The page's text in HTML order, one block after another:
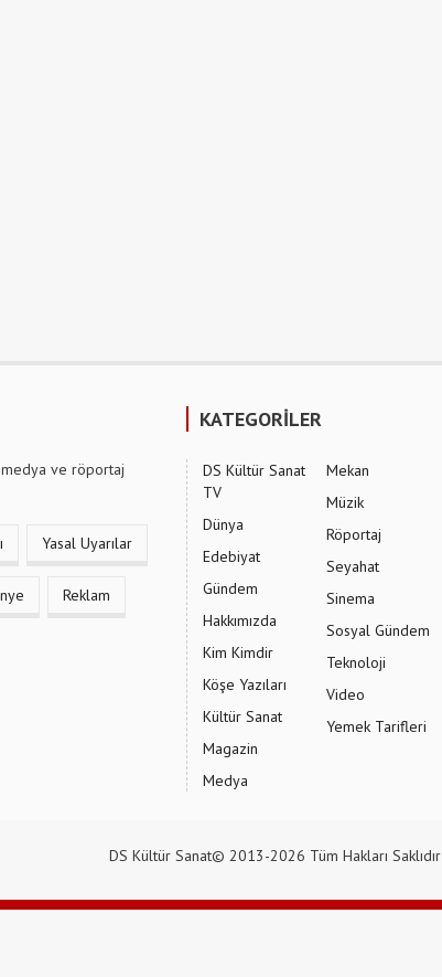
medya ve röportaj
Yasal Uyarılar
Reklam
KATEGORİLER
DS Kültür Sanat
TV
Dünya
Edebiyat
Gündem
Hakkımızda
Kim Kimdir
Köşe Yazıları
Kültür Sanat
Magazin
Medya
Mekan
Müzik
Röportaj
Seyahat
Sinema
Sosyal Gündem
Teknoloji
Video
Yemek Tarifleri
DS Kültür Sanat© 2013-2026 Tüm Hakları Saklıdır